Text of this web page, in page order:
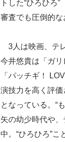
トした“ひろひろ
審査でも圧倒的な
3人は映画、テ
今井悠貴は「ガ
「パッチギ！
演技力を高く評
となっている。“
矢の幼少時代や
中。“ひろひろ”